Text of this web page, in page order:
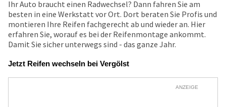
Ihr Auto braucht einen Radwechsel? Dann fahren Sie am
besten in eine Werkstatt vor Ort. Dort beraten Sie Profis und
montieren Ihre Reifen fachgerecht ab und wieder an. Hier
erfahren Sie, worauf es bei der Reifenmontage ankommt.
Damit Sie sicher unterwegs sind - das ganze Jahr.
Jetzt Reifen wechseln bei Vergölst
ANZEIGE